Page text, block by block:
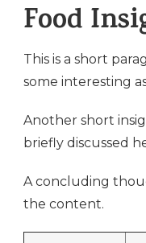
Food
This is a short
some interesting
Another short
briefly discussed
A concluding
the content.